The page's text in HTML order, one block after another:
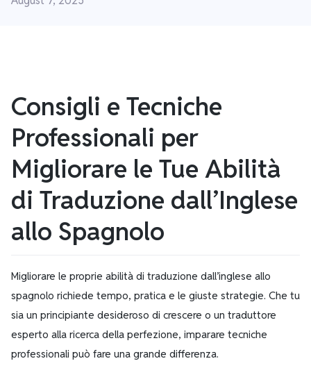
Consigli e Tecniche
Professionali per
Migliorare le Tue Abilità
di Traduzione dall’Inglese
allo Spagnolo
Migliorare le proprie abilità di traduzione dall’inglese allo
spagnolo richiede tempo, pratica e le giuste strategie. Che tu
sia un principiante desideroso di crescere o un traduttore
esperto alla ricerca della perfezione, imparare tecniche
professionali può fare una grande differenza.